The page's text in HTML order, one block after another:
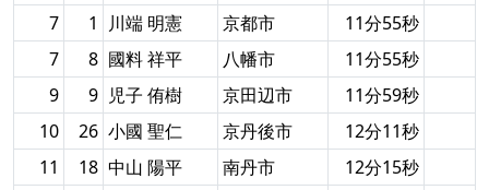
7
1 川端 明憲 京都市
11分55秒
7
8 國料 祥平 八幡市
11分55秒
9
9 児子 侑樹 京田辺市
11分59秒
10
26 小國 聖仁 京丹後市
12分11秒
11
18 中山 陽平 南丹市
12分15秒